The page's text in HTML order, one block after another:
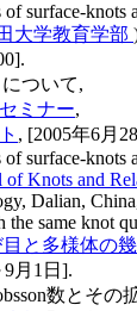
surface-knots
大学教育学部
ついて,
ミナー,
, [2005年6月
surface-knots
of Knots and
Dalian,
same knot
目と多様体の
9月1日].
数とその